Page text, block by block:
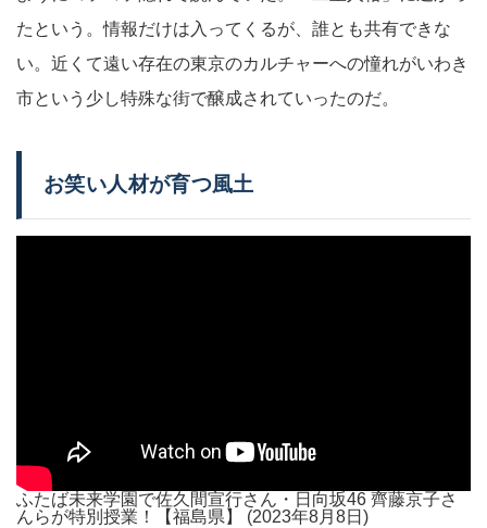
たという。情報だけは入ってくるが、誰とも共有できな
い。近くて遠い存在の東京のカルチャーへの憧れがいわき
市という少し特殊な街で醸成されていったのだ。
お笑い人材が育つ風土
ふたば未来学園で佐久間宣行さん・日向坂46 齊藤京子さ
んらが特別授業！【福島県】 (2023年8月8日)